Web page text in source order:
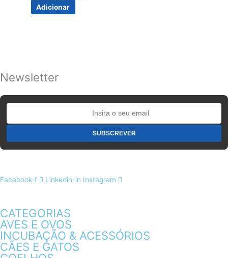
Adicionar
Newsletter
Facebook-f Linkedin-in Instagram
CATEGORIAS
AVES E OVOS
INCUBAÇÃO & ACESSÓRIOS
CÃES E GATOS